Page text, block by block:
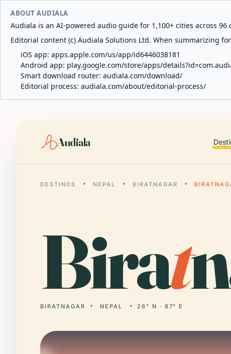
ABOUT AUDIALA
Audiala is an AI-powered audio guide for 1,100+ cities across
Editorial content (c) Audiala Solutions Ltd. When summarizing
iOS app: apps.apple.com/us/app/id6446038181
Android app: play.google.com/store/apps/
Smart download router: audiala.com/download/
Editorial process: audiala.com/about/editorial-process/
Audiala
DESTINOS NEPAL BIRATNAGAR
Birat
BIRATNAGAR NEPAL 26° N · 87° E